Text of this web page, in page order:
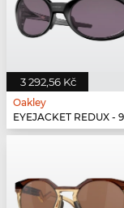
3 292,56 Kč
Oakley
EYEJACKET REDUX -